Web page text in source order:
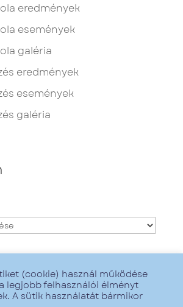
eredmények
események
galéria
eredmények
események
galéria
(cookie) használ működése
legjobb felhasználói élményt
A sütik használatát bármikor